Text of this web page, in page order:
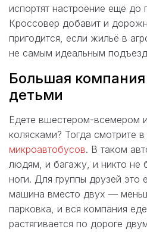
испортят настроение ещё до
Кроссовер добавит и
пригодится, если жильё в
не самым идеальным
Большая
детьми
Едете вшестером-всемером
колясками? Тогда смотрите
микроавтобусов. В таком
людям, и багажу, и никто не
ноги. Для группы друзей
машина вместо двух —
парковка, и вся компания
растягивается по дороге